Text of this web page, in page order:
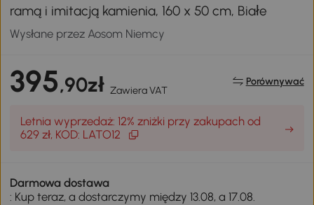
ramą i imitacją kamienia, 160 x 50 cm, Białe
Wysłane przez Aosom Niemcy
395,90zł Zawiera VAT
Porównywać
Letnia wyprzedaż: 12% zniżki przy zakupach od
629 zł, KOD: LATO12
Darmowa dostawa
: Kup teraz, a dostarczymy między 13.08, a 17.08.